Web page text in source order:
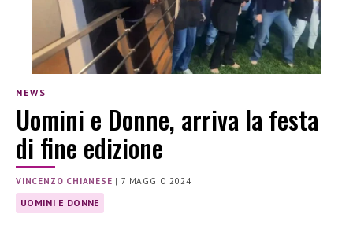
NEWS
Uomini e Donne, arriva la festa
di fine edizione
VINCENZO CHIANESE |7 MAGGIO 2024
UOMINI E DONNE